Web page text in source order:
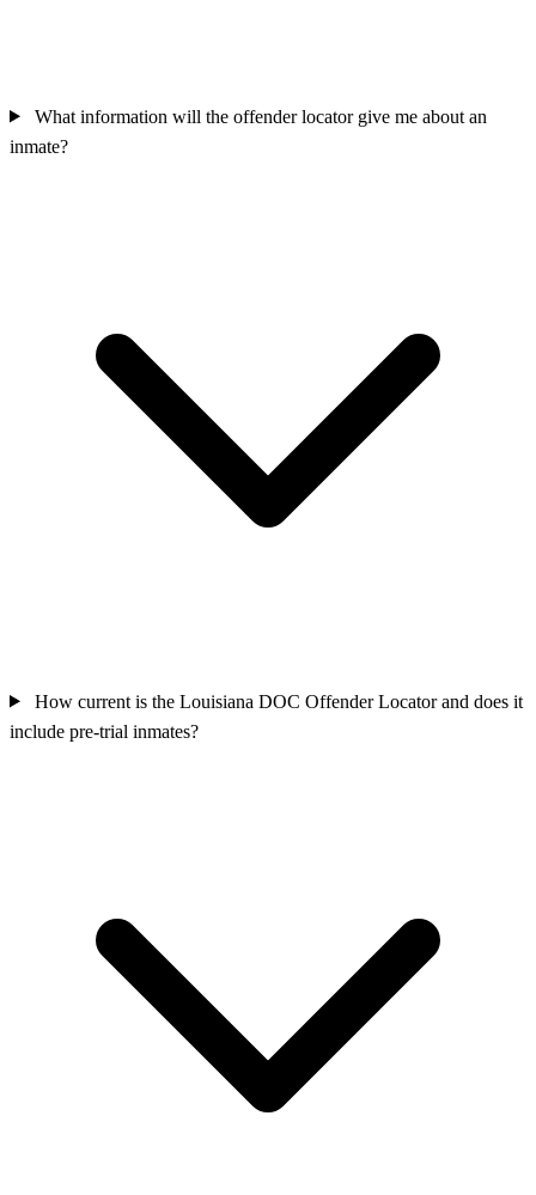
What information will the offender locator give me about an
inmate?
How current is the Louisiana DOC Offender Locator and does it
include pre-trial inmates?